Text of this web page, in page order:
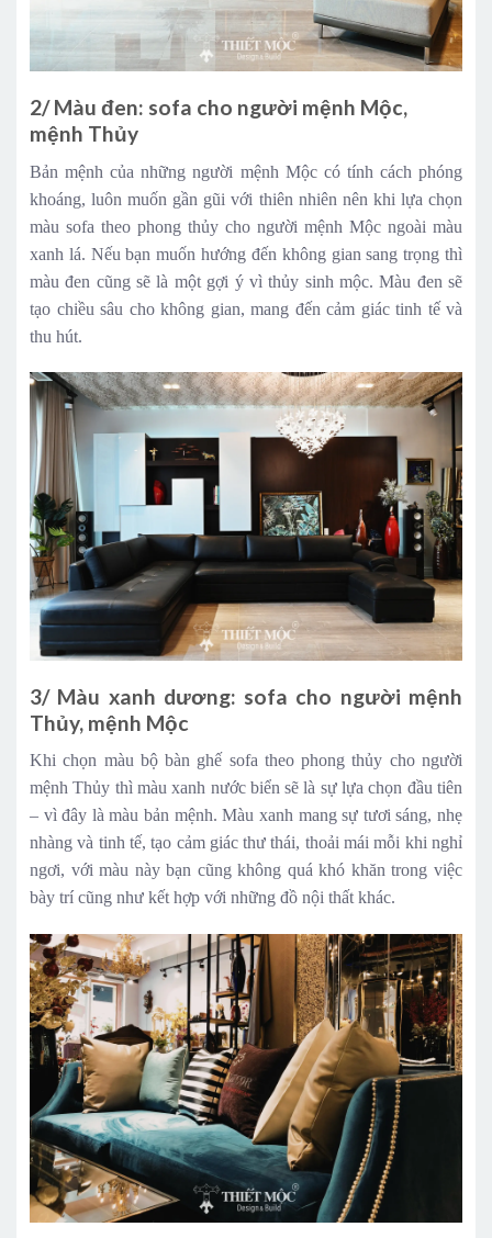
2/ Màu đen: sofa cho người mệnh Mộc,
mệnh Thủy
Bản mệnh của những người mệnh Mộc có tính cách phóng
khoáng, luôn muốn gần gũi với thiên nhiên nên khi lựa chọn
màu sofa theo phong thủy cho người mệnh Mộc ngoài màu
xanh lá. Nếu bạn muốn hướng đến không gian sang trọng thì
màu đen cũng sẽ là một gợi ý vì thủy sinh mộc. Màu đen sẽ
tạo chiều sâu cho không gian, mang đến cảm giác tinh tế và
thu hút.
3/ Màu xanh dương: sofa cho người mệnh
Thủy, mệnh Mộc
Khi chọn màu bộ bàn ghế sofa theo phong thủy cho người
mệnh Thủy thì màu xanh nước biển sẽ là sự lựa chọn đầu tiên
– vì đây là màu bản mệnh. Màu xanh mang sự tươi sáng, nhẹ
nhàng và tinh tế, tạo cảm giác thư thái, thoải mái mỗi khi nghỉ
ngơi, với màu này bạn cũng không quá khó khăn trong việc
bày trí cũng như kết hợp với những đồ nội thất khác.